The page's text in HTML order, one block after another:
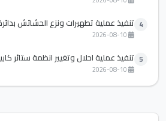
4 تنفيذ عملية تطهيرات ونزع الحشائش
5 تنفيذ عملية احلال وتغيير انظمة ستائر